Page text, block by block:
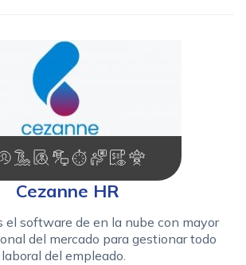
Cezanne HR
el software de en la nube con mayor
del mercado para gestionar todo
del empleado.